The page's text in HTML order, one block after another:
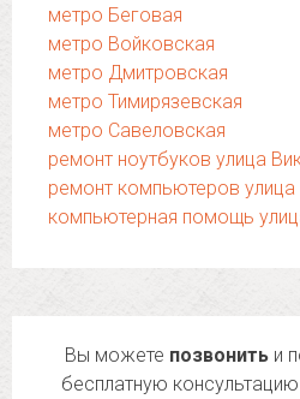
метро Беговая
метро Войковская
метро Дмитровская
метро Тимирязевская
метро Савеловская
ремонт ноутбуков улица
ремонт компьютеров улица
компьютерная помощь
Вы можете позвонить и
бесплатную